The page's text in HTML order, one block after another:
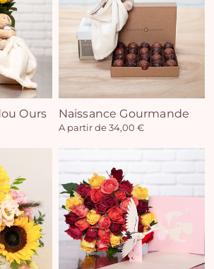
Ours Naissance Gourmande
A partir de 34,00 €